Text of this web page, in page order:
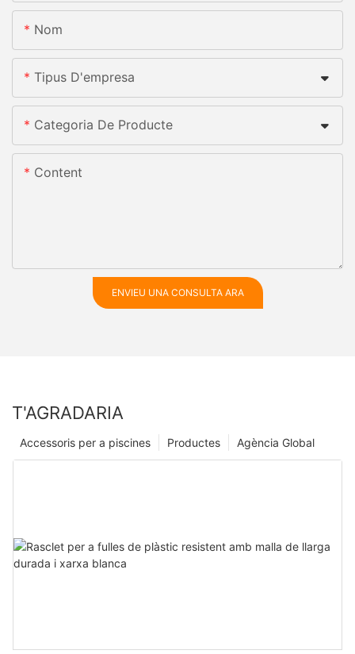
Nom
Tipus D'empresa
Categoria De Producte
Content
ENVIEU UNA CONSULTA ARA
T'AGRADARIA
Agència Global
Productes
Accessoris per a piscines